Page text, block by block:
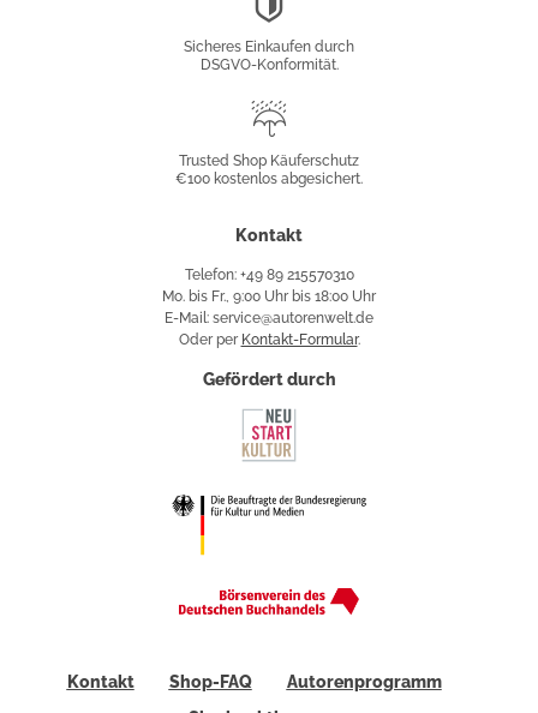
Sicheres Einkaufen durch
DSGVO-Konformität.
Käuferschutz
Trusted Shop Käuferschutz
€100 kostenlos abgesichert.
Kontakt
Telefon: +49 89 215570310
Mo. bis Fr., 9:00 Uhr bis 18:00 Uhr
E-Mail: service@autorenwelt.de
Oder per Kontakt-Formular.
Gefördert durch
Kontakt Shop-FAQ
Autorenprogramm